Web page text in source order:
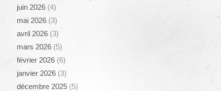
juin 2026(4)
mai 2026(3)
avril 2026(3)
mars 2026(5)
février 2026(6)
janvier 2026(3)
décembre 2025(5)